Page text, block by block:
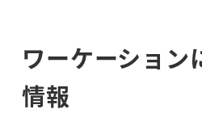
ワーケーション
情報